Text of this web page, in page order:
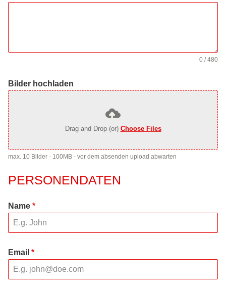
0 / 480
Bilder hochladen
Drag and Drop (or) Choose Files
max. 10 Bilder - 100MB - vor dem absenden upload abwarten
PERSONENDATEN
Name *
Email *